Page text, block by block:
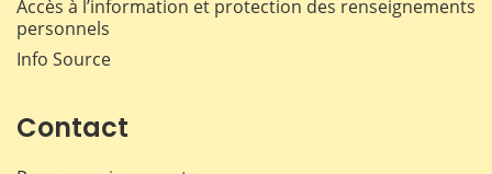
Accès à l’information et protection des renseignements
personnels
Info Source
Contact